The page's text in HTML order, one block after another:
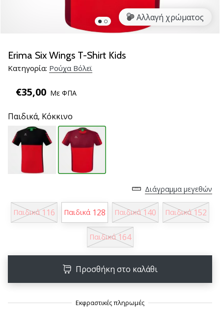
βόλεϊ
όπως
Ελάτε
μας
πρεσβευτής
της
μας.
11. 8. 2022
•
9 λεπτά ανάγνωσης
τον
Αλλαγή χρώματος
Erima Six Wings T-Shirt Kids
Κατηγορία: Ρούχα Βόλεϊ
€35,00 Με ΦΠΑ
Παιδικά, Κόκκινο
Διάγραμμα μεγεθών
Παιδικά 116 Παιδικά 128 Παιδικά 140 Παιδικά 152
Παιδικά 164
Προσθήκη στο καλάθι